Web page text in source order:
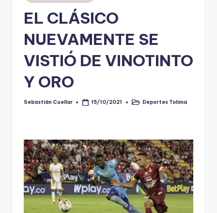
V
ti
en
EL CLÁSICO
NUEVAMENTE SE
VISTIÓ DE VINOTINTO
Y ORO
Publicado
Sebastián Cuellar 15/10/2021
Publicado
Deportes Tolima